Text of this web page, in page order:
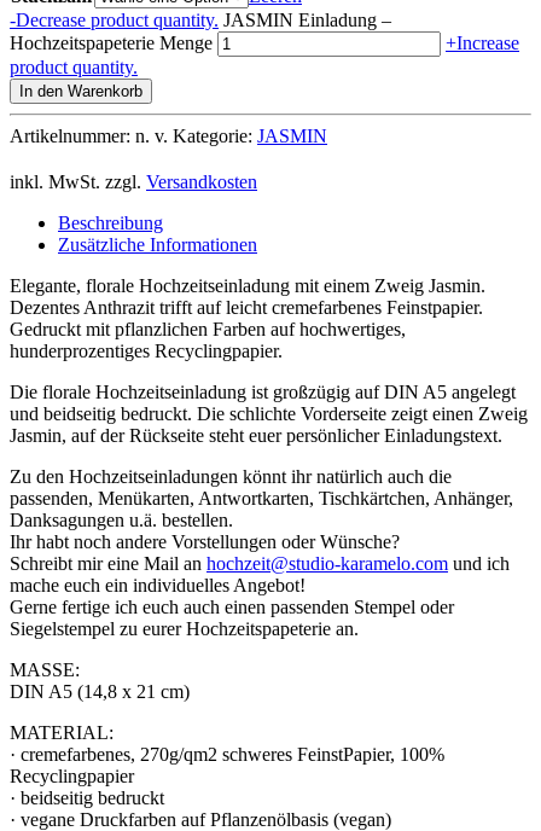
-Decrease product quantity. JASMIN Einladung –
Hochzeitspapeterie Menge
+Increase
product quantity.
In den Warenkorb
Artikelnummer: n. v. Kategorie: JASMIN
inkl. MwSt. zzgl. Versandkosten
Beschreibung
Zusätzliche Informationen
Elegante, florale Hochzeitseinladung mit einem Zweig Jasmin.
Dezentes Anthrazit trifft auf leicht cremefarbenes Feinstpapier.
Gedruckt mit pflanzlichen Farben auf hochwertiges,
hunderprozentiges Recyclingpapier.
Die florale Hochzeitseinladung ist großzügig auf DIN A5 angelegt
und beidseitig bedruckt. Die schlichte Vorderseite zeigt einen Zweig
Jasmin, auf der Rückseite steht euer persönlicher Einladungstext.
Zu den Hochzeitseinladungen könnt ihr natürlich auch die
passenden, Menükarten, Antwortkarten, Tischkärtchen, Anhänger,
Danksagungen u.ä. bestellen.
Ihr habt noch andere Vorstellungen oder Wünsche?
Schreibt mir eine Mail an hochzeit@studio-karamelo.com und ich
mache euch ein individuelles Angebot!
Gerne fertige ich euch auch einen passenden Stempel oder
Siegelstempel zu eurer Hochzeitspapeterie an.
MASSE:
DIN A5 (14,8 x 21 cm)
MATERIAL:
· cremefarbenes, 270g/qm2 schweres FeinstPapier, 100%
Recyclingpapier
· beidseitig bedruckt
· vegane Druckfarben auf Pflanzenölbasis (vegan)